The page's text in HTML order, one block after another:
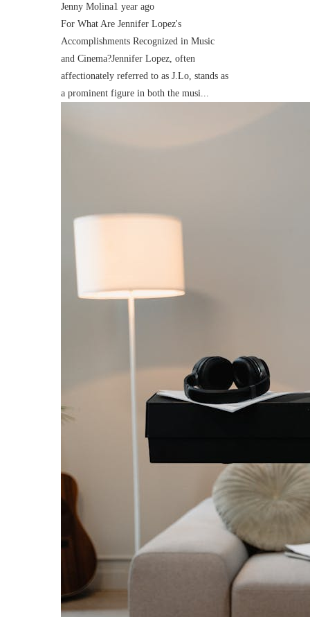
Jenny Molina1 year ago
For What Are Jennifer Lopez's
Accomplishments Recognized in Music
and Cinema?Jennifer Lopez, often
affectionately referred to as J.Lo, stands as
a prominent figure in both the musi...